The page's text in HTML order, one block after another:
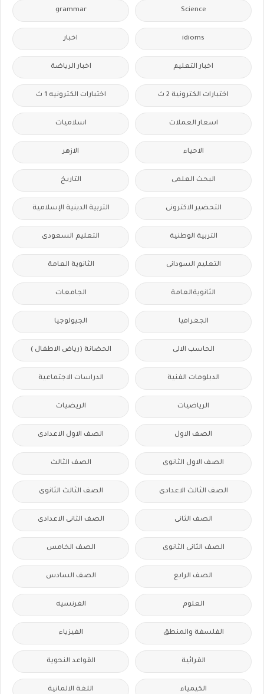
Science
grammar
idioms اخبار
اخبار التعليم اخبار الرياضة
اختبارات الكترونية 2 ث اختبارات الكترونيه 1 ث
اسعار العملات اسلاميات
الاحياء الازهر
البحث العلمى التاريخ
التحضير الاكترونى التربية الدينية الإسلامية
التربية الوطنية التعليم السعودى
التعليم السودانى الثانوية العامة
الثانويةالعامة الجامعات
الجغرافيا الجيولوجيا
الحاسب الالى الحضانة (رياض الاطفال )
الدبلومات الفنية الدراسات الاجتماعية
الرياضيات الريضيات
الصف الاول الصف الاول الاعدادى
الصف الاول الثانوى الصف الثالث
الصف الثالث الاعدادى الصف الثالث الثانوى
الصف الثانى الصف الثانى الاعدادى
الصف الثانى الثانوى الصف الخامس
الصف الرابع الصف السادس
العلوم الفرنسيه
الفلسفة والمنطق الفيزياء
القرائية القواعد النحوية
الكيمياء اللغة الالمانية